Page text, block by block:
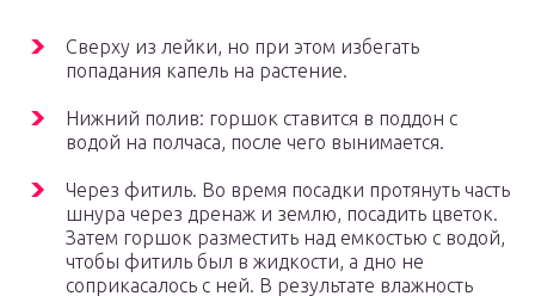
Сверху из лейки, но при этом избегать
попадания капель на растение.
Нижний полив: горшок ставится в поддон с
водой на полчаса, после чего вынимается.
Через фитиль. Во время посадки протянуть часть
шнура через дренаж и землю, посадить цветок.
Затем горшок разместить над емкостью с водой,
чтобы фитиль был в жидкости, а дно не
соприкасалось с ней. В результате влажность